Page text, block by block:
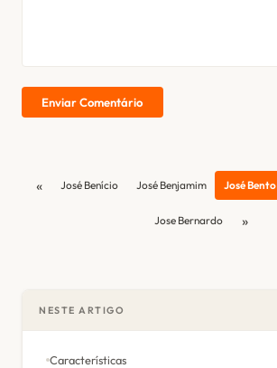
Enviar Comentário
« José Benício José Benjamim José Bento
Jose Bernardo »
NESTE ARTIGO
Características